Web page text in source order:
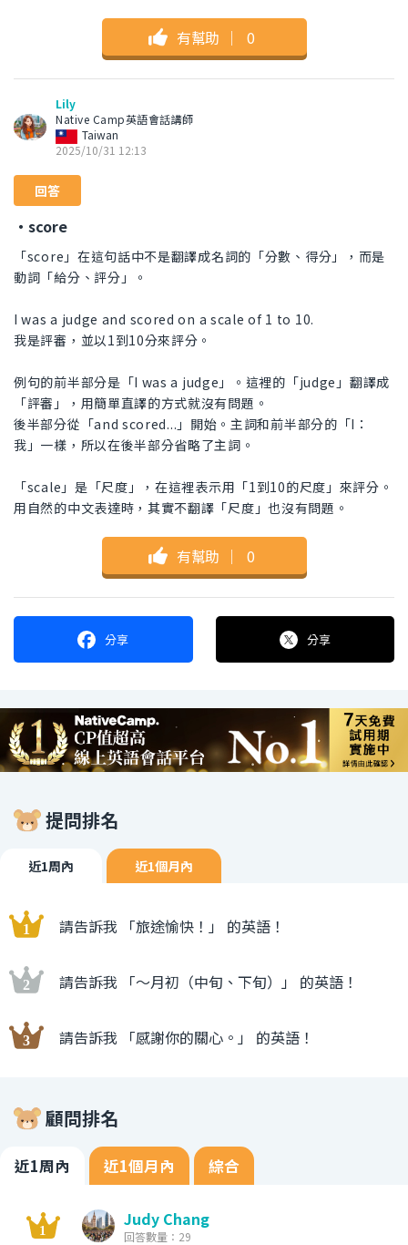
有幫助 ｜ 0
Lily
Native Camp英語會話講師
Taiwan
2025/10/31 12:13
回答
・score
「score」在這句話中不是翻譯成名詞的「分數、得分」，而是
動詞「給分、評分」。
I was a judge and scored on a scale of 1 to 10.
我是評審，並以1到10分來評分。
例句的前半部分是「I was a judge」。這裡的「judge」翻譯成
「評審」，用簡單直譯的方式就沒有問題。
後半部分從「and scored...」開始。主詞和前半部分的「I：
我」一樣，所以在後半部分省略了主詞。
「scale」是「尺度」，在這裡表示用「1到10的尺度」來評分。
用自然的中文表達時，其實不翻譯「尺度」也沒有問題。
有幫助 ｜ 0
分享 分享
提問排名
近1周內 近1個月內
請告訴我 「旅途愉快！」 的英語！
請告訴我 「〜月初（中旬、下旬）」 的英語！
請告訴我 「感謝你的關心。」 的英語！
顧問排名
近1周內 近1個月內 綜合
Judy Chang
回答數量：29